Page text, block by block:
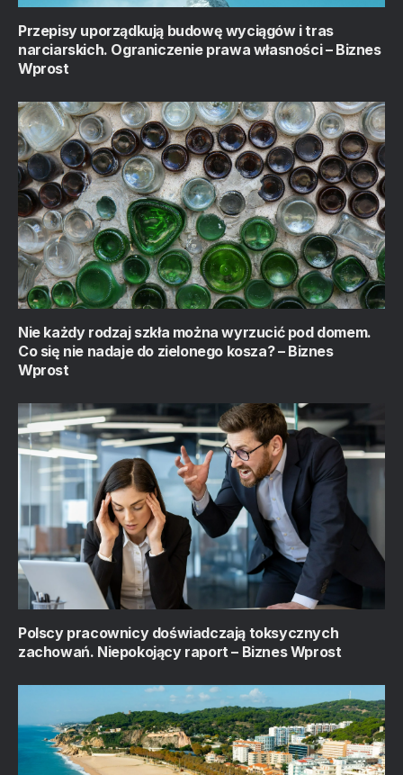
Przepisy uporządkują budowę wyciągów i tras
narciarskich. Ograniczenie prawa własności – Biznes
Wprost
Nie każdy rodzaj szkła można wyrzucić pod domem.
Co się nie nadaje do zielonego kosza? – Biznes
Wprost
Polscy pracownicy doświadczają toksycznych
zachowań. Niepokojący raport – Biznes Wprost